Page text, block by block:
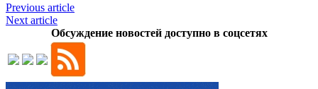
Previous article
Next article
Обсуждение новостей доступно в соцсетях